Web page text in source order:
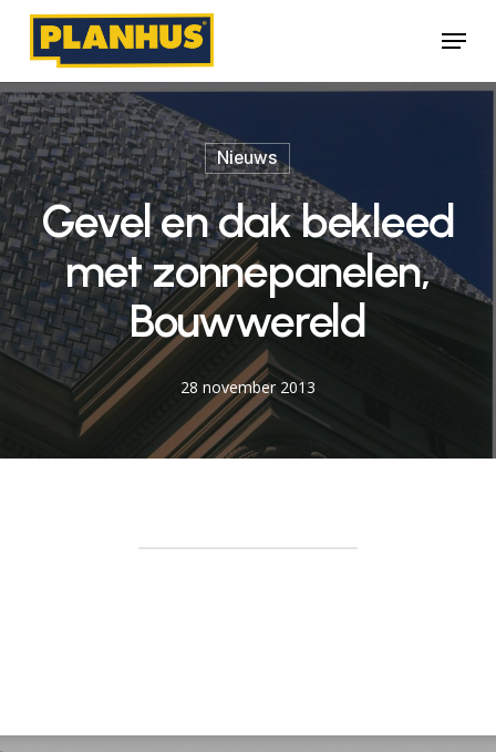
Skip
main
content
Menu
Nieuws
Gevel en dak bekleed
met zonnepanelen,
Bouwwereld
28 november 2013